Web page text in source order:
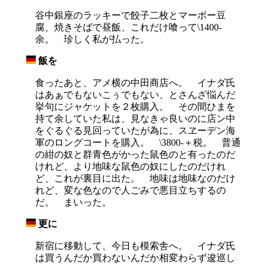
谷中銀座のラッキーで餃子二枚とマーボー豆
腐、焼きそばで昼飯、これだけ喰って\1400-
余。 珍しく私が払った。
飯を
食ったあと、アメ横の中田商店へ。 イナダ氏
はあぁでもないこぅでもない、とさんざ悩んだ
挙句にジャケットを２枚購入。 その間ひまを
持て余していた私は、見なきゃ良いのに店ン中
をぐるぐる見回っていたが為に、スヱーデン海
軍のロングコートを購入。 \3800-＋税。 普通
の紺の奴と群青色がかった鼠色のと有ったのだ
けれど、より地味な鼠色の奴にしたのだけれ
ど、これが裏目に出た。 地味は地味なのだけ
れど、変な色なので人ごみで悪目立ちするの
だ。 まいった。
更に
新宿に移動して、今日も模索舎へ。 イナダ氏
は買うんだか買わないんだか相変わらず逡巡し